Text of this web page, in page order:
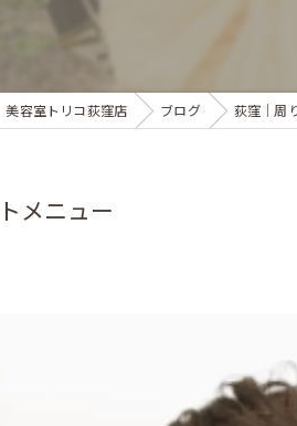
美容室トリコ荻窪店 ブログ 荻窪｜周
メニュー